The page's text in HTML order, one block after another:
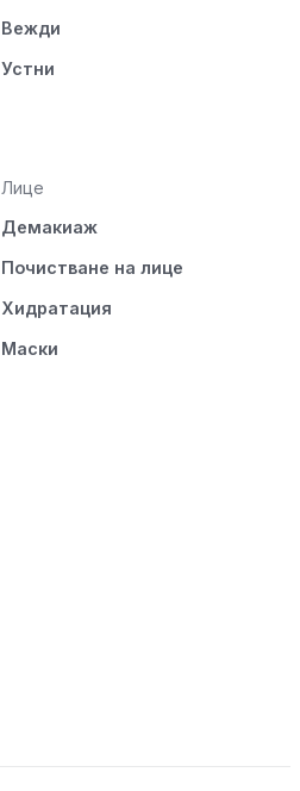
Вежди
Устни
Лице
Демакиаж
Почистване на лице
Хидратация
Маски